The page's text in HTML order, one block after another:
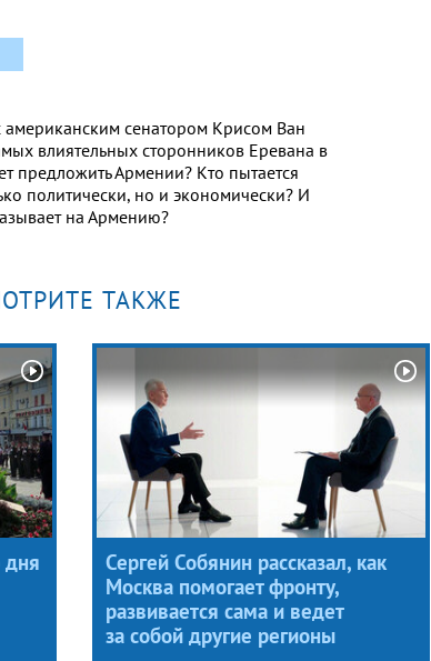
сенатором Крисом Ван
влиятельных сторонников Еревана в
предложить Армении? Кто пытается
политически, но и экономически? И
на Армению?
ТАКЖЕ
дня
Сергей Собянин рассказал, как
Москва помогает фронту,
развивается сама и ведет
за собой другие регионы